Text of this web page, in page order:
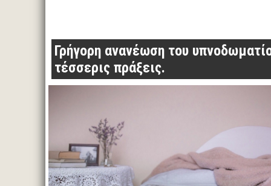
Γρήγορη ανανέωση του
τέσσερις πράξεις.